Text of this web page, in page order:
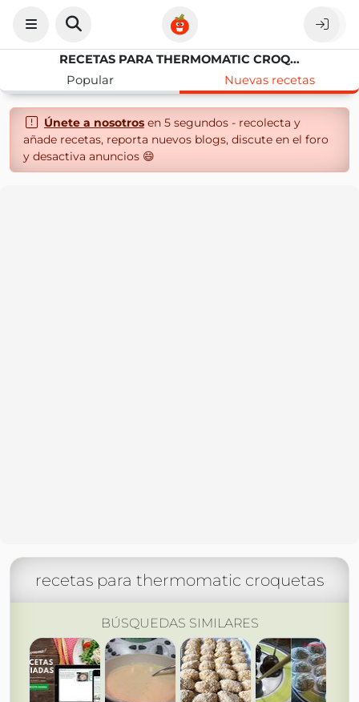
RECETAS PARA THERMOMATIC CROQUETAS
Popular
Nuevas recetas
Únete a nosotrosen 5 segundos - recolecta y
añade recetas, reporta nuevos blogs, discute en el foro
y desactiva anuncios 😄
recetas para thermomatic croquetas
BÚSQUEDAS SIMILARES